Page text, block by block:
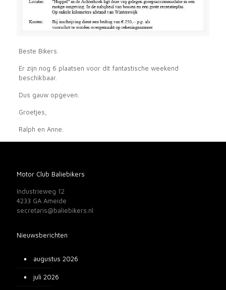
Beste Bikers.
Er zijn nog 6 plaatsen voor dit fantastische weekend
beschikbaar.
Dus gauw opgeven.
Groetjes,
Ralph en Anne.
Motor Club Baliebikers
Industrieweg 12
4233 GA Ameide
secretaris@baliebikers.nl
Nieuwsberichten
augustus 2026
juli 2026